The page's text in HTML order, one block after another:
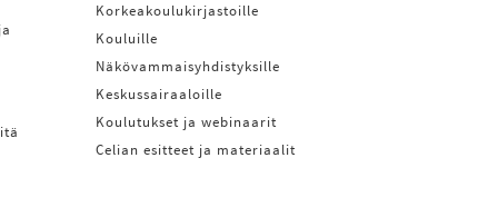
Korkeakoulukirjastoille
Kouluille
Näkövammaisyhdistyksille
Keskussairaaloille
Koulutukset ja webinaarit
Celian esitteet ja materiaalit